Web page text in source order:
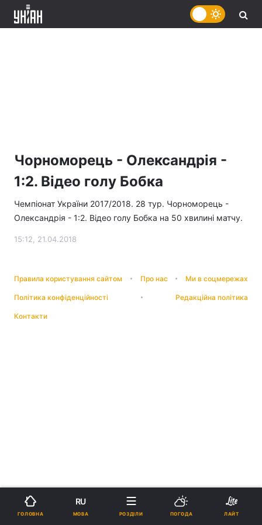
Чорноморець - Олександрія -
1:2. Відео голу Бобка
Чемпіонат України 2017/2018. 28 тур. Чорноморець -
Олександрія - 1:2. Відео голу Бобка на 50 хвилині матчу.
15:12, 21.04.2018
Правила користування сайтом Про нас Ми в соцмережах
Політика конфіденційності Редакційна політика
Контакти
ГОЛОВНА
RU
МОВА РОЗДІЛИ ПОГОДА ЛАЙТ